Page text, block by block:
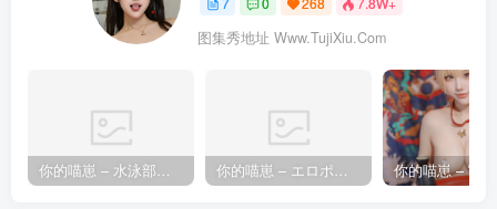
图集秀地址 Www.TujiXiu.Com
你的喵崽 – 水泳部の新人メンバー！水着~ヌード [110P] 你的喵崽 – エロポニーテールの妹 [48P]